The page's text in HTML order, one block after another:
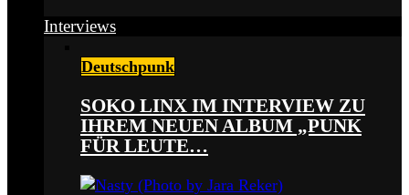
Interviews
Deutschpunk
SOKO LINX IM INTERVIEW ZU
IHREM NEUEN ALBUM „PUNK
FÜR LEUTE…